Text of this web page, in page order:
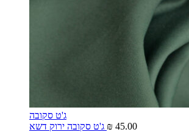
ג'ט סקובה
₪ 45.00